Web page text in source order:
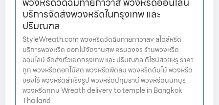
บริการจัดส่งพวงหรีดในกรุงเทพ และ
ปริมณฑล
StyleWreath.com พวงหรีดวัดฉิมทายกาวาสv สไตล์หรีด
บริการพวงหรีด ดอกไม้จัดงานศพ ครบวงจร ร้านพวงหรีด
ออนไลน์ จัดส่งทั่วเขตกรุงเทพ และ ปริมณฑล ดีไซน์สวยหรู ราคา
ถูก พวงหรีดดอกไม้สด พวงหรีดพัดลม พวงหรีดต้นไม้ พวงหรีด
ของใช้ พวงหรีดสำเร็จรูป พวงหรีดปทุมธานี พวงหรีดนนทบุรี
พวงหรีดกทม Wreath delivery to temple in Bangkok
Thailand